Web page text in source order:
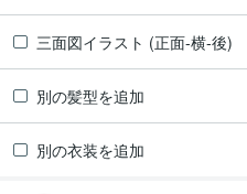
三面図イラスト (正面-横-後)
別の髪型を追加
別の衣装を追加